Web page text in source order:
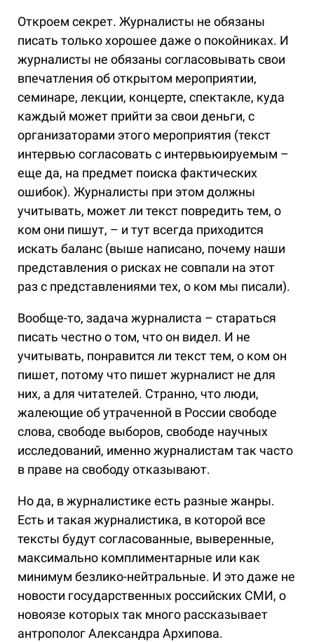
Откроем секрет. Журналисты не обязаны
писать только хорошее даже о покойниках. И
журналисты не обязаны согласовывать свои
впечатления об открытом мероприятии,
семинаре, лекции, концерте, спектакле, куда
каждый может прийти за свои деньги, с
организаторами этого мероприятия (текст
интервью согласовать с интервьюируемым –
еще да, на предмет поиска фактических
ошибок). Журналисты при этом должны
учитывать, может ли текст повредить тем, о
ком они пишут, – и тут всегда приходится
искать баланс (выше написано, почему наши
представления о рисках не совпали на этот
раз с представлениями тех, о ком мы писали).
Вообще-то, задача журналиста – стараться
писать честно о том, что он видел. И не
учитывать, понравится ли текст тем, о ком он
пишет, потому что пишет журналист не для
них, а для читателей. Странно, что люди,
жалеющие об утраченной в России свободе
слова, свободе выборов, свободе научных
исследований, именно журналистам так часто
в праве на свободу отказывают.
Но да, в журналистике есть разные жанры.
Есть и такая журналистика, в которой все
тексты будут согласованные, выверенные,
максимально комплиментарные или как
минимум безлико-нейтральные. И это даже не
новости государственных российских СМИ, о
новоязе которых так много рассказывает
антрополог Александра Архипова.